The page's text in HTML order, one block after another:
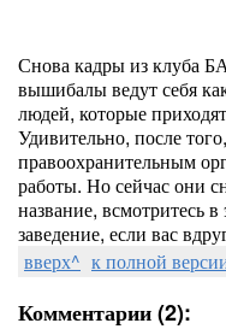
Снова кадры из клуба
вышибалы ведут себя
людей, которые
Удивительно, после
правоохранительным
работы. Но сейчас они
название, всмотритесь
заведение, если вас
вверх^ к полной
Комментарии (2):